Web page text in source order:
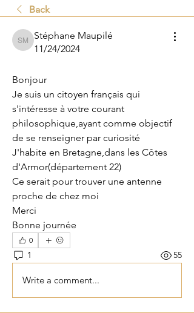
Back
Stéphane Maupilé
Stéphane Maupilé
11/24/2024
Bonjour
Je suis un citoyen français qui
s'intéresse à votre courant
philosophique,ayant comme objectif
de se renseigner par curiosité
J'habite en Bretagne,dans les Côtes
d'Armor(département 22)
Ce serait pour trouver une antenne
proche de chez moi
Merci
Bonne journée
0
1 55
Write a comment...